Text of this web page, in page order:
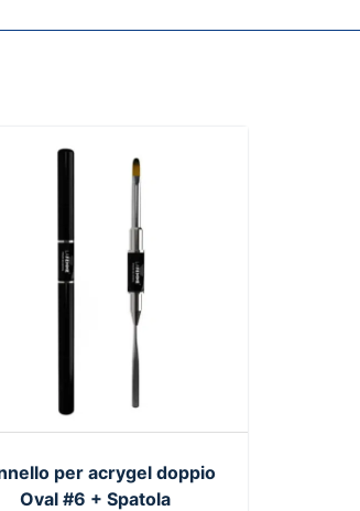
per acrygel doppio
Oval #6 + Spatola